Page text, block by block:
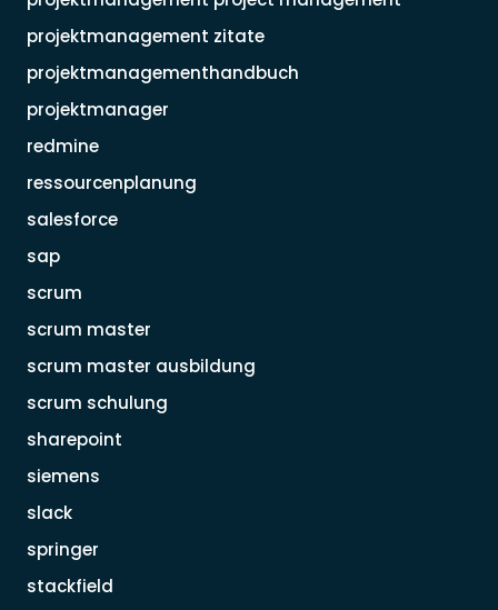
projektmanagement zitate
projektmanagementhandbuch
projektmanager
redmine
ressourcenplanung
salesforce
sap
scrum
scrum master
scrum master ausbildung
scrum schulung
sharepoint
siemens
slack
springer
stackfield